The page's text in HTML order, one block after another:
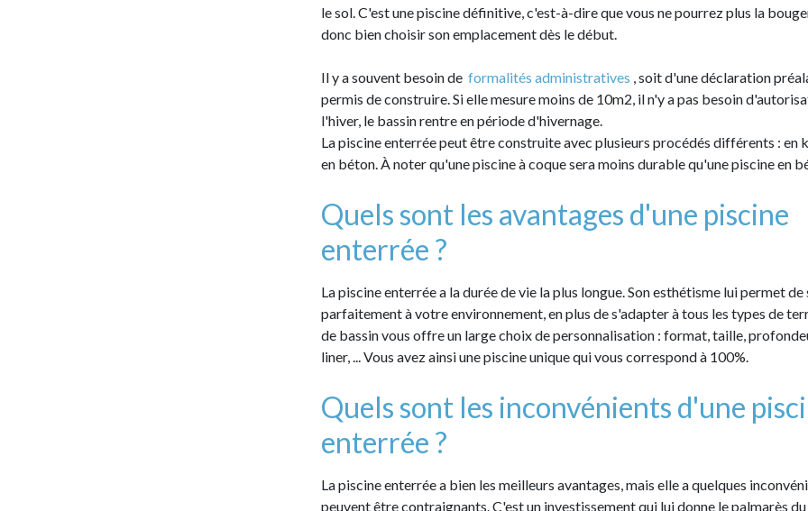
le sol. C'est une piscine définitive, c'est-à-dire que vous ne pourrez plus la
donc bien choisir son emplacement dès le début.
Il y a souvent besoin de formalités administratives , soit d'une déclaration
permis de construire. Si elle mesure moins de 10m2, il n'y a pas besoin
l'hiver, le bassin rentre en période d'hivernage.
La piscine enterrée peut être construite avec plusieurs procédés différents : en
en béton. À noter qu'une piscine à coque sera moins durable qu'une piscine en
Quels sont les avantages d'une piscine
enterrée ?
La piscine enterrée a la durée de vie la plus longue. Son esthétisme lui permet de
parfaitement à votre environnement, en plus de s'adapter à tous les types de
de bassin vous offre un large choix de personnalisation : format, taille,
liner, ... Vous avez ainsi une piscine unique qui vous correspond à 100%.
Quels sont les inconvénients d'une
enterrée ?
La piscine enterrée a bien les meilleurs avantages, mais elle a quelques
peuvent être contraignants. C'est un investissement qui lui donne le palmarès